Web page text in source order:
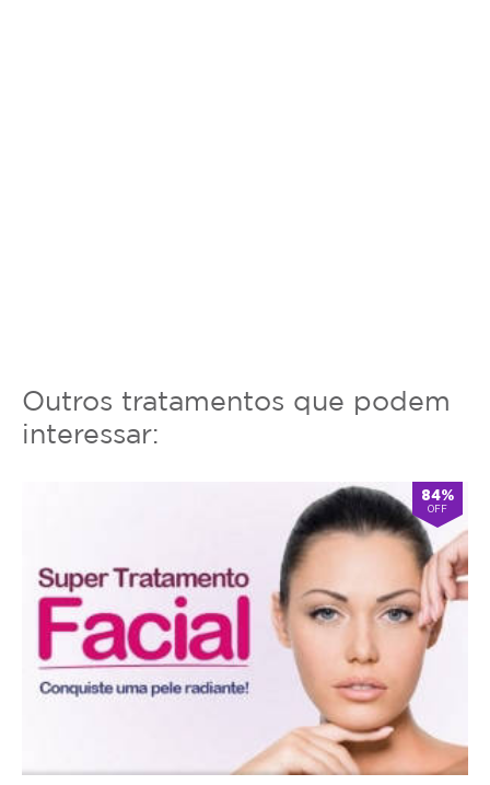
Outros tratamentos que podem
interessar:
84%
OFF